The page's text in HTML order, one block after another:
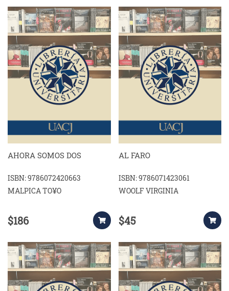
AHORA SOMOS DOS
ISBN: 9786072420663
MALPICA TO¥O
$186
AL FARO
ISBN: 9786071423061
WOOLF VIRGINIA
$45